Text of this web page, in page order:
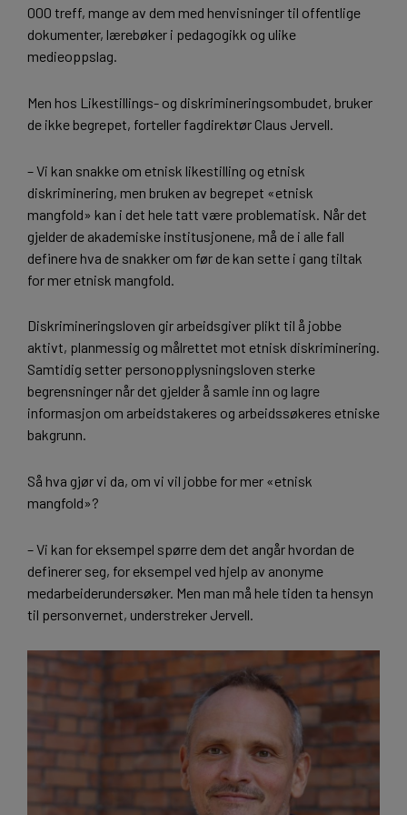
000 treff, mange av dem med henvisninger til offentlige
dokumenter, lærebøker i pedagogikk og ulike
medieoppslag.
Men hos Likestillings- og diskrimineringsombudet, bruker
de ikke begrepet, forteller fagdirektør Claus Jervell.
– Vi kan snakke om etnisk likestilling og etnisk
diskriminering, men bruken av begrepet «etnisk
mangfold» kan i det hele tatt være problematisk. Når det
gjelder de akademiske institusjonene, må de i alle fall
definere hva de snakker om før de kan sette i gang tiltak
for mer etnisk mangfold.
Diskrimineringsloven gir arbeidsgiver plikt til å jobbe
aktivt, planmessig og målrettet mot etnisk diskriminering.
Samtidig setter personopplysningsloven sterke
begrensninger når det gjelder å samle inn og lagre
informasjon om arbeidstakeres og arbeidssøkeres etniske
bakgrunn.
Så hva gjør vi da, om vi vil jobbe for mer «etnisk
mangfold»?
– Vi kan for eksempel spørre dem det angår hvordan de
definerer seg, for eksempel ved hjelp av anonyme
medarbeiderundersøker. Men man må hele tiden ta hensyn
til personvernet, understreker Jervell.